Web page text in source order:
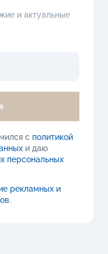
и актуальные
с политикой
и даю
персональных
рекламных и
.